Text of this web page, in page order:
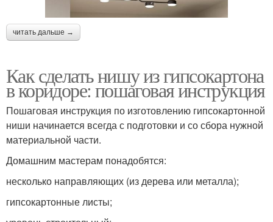
читать дальше →
Как сделать нишу из гипсокартона
в коридоре: пошаговая инструкция
Пошаговая инструкция по изготовлению гипсокартонной
ниши начинается всегда с подготовки и со сбора нужной
материальной части.
Домашним мастерам понадобятся:
несколько направляющих (из дерева или металла);
гипсокартонные листы;